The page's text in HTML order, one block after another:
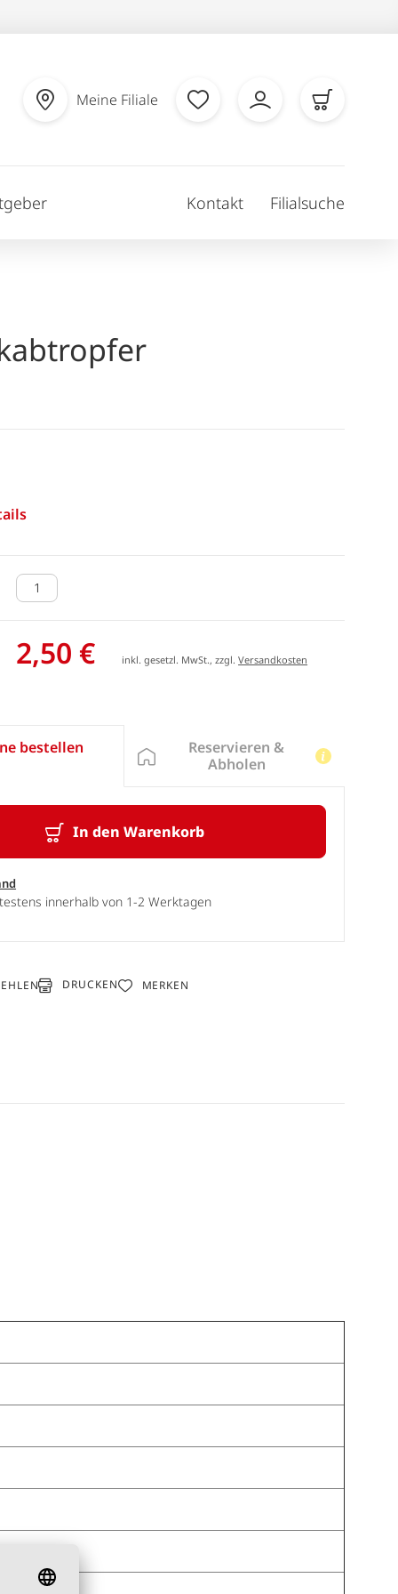
Meine Filiale
Kontakt Filialsuche
2,50 € inkl. gesetzl. MwSt., zzgl.Versandkosten
bestellen
In den Warenkorb
innerhalb von 1-2 Werktagen
Reservieren &
Abholen
DRUCKEN MERKEN